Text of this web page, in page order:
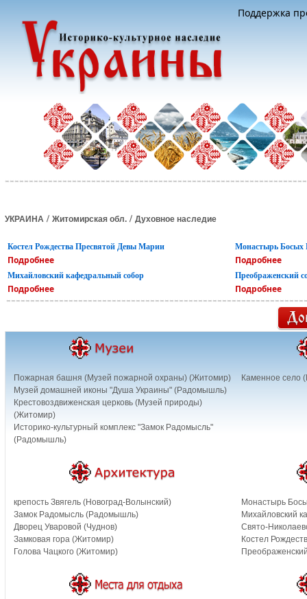
Поддержка
УКРАИНА / Житомирская обл. / Духовное наследие
Костел Рождества Пресвятой Девы Марии
Подробнее
Михайловский кафедральный собор
Подробнее
Монастырь Босых
Подробнее
Преображенский
Подробнее
Пожарная башня (Музей пожарной охраны) (Житомир)
Музей домашней иконы "Душа Украины" (Радомышль)
Крестовоздвиженская церковь (Музей природы)
(Житомир)
Историко-культурный комплекс "Замок Радомысль"
(Радомышль)
Каменное село
крепость Звягель (Новоград-Волынский)
Замок Радомысль (Радомышль)
Дворец Уваровой (Чуднов)
Замковая гора (Житомир)
Голова Чацкого (Житомир)
Монастырь
Михайловский
Свято-
Костел